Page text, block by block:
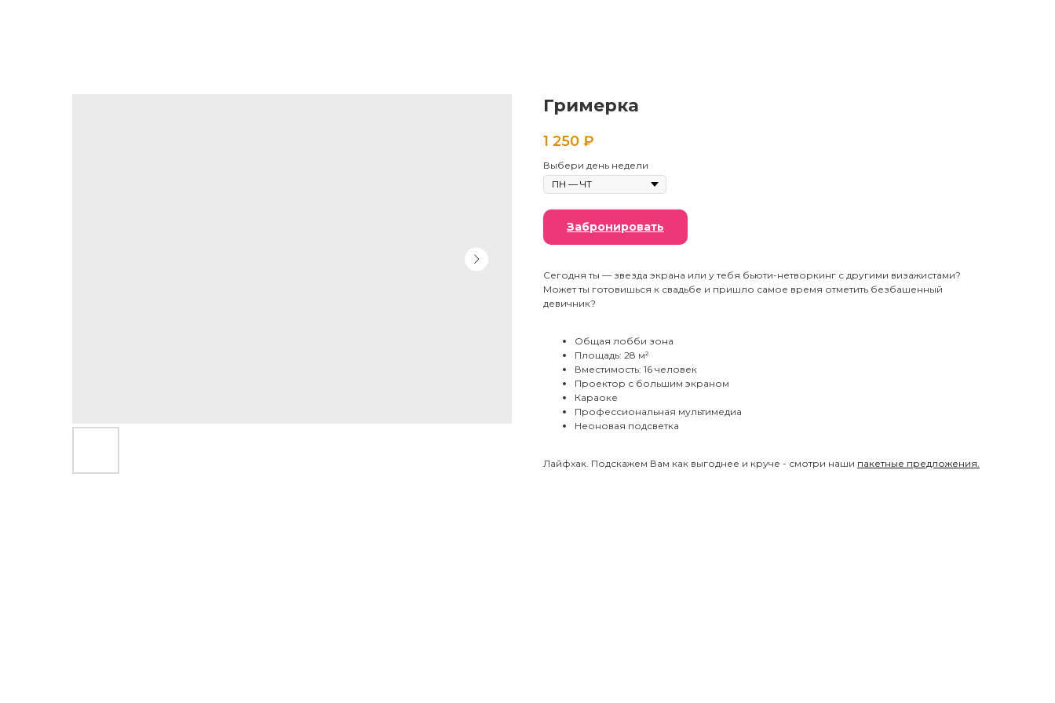
Гримерка
1 250 ₽
Выбери день недели
Забронировать
Сегодня ты — звезда экрана или у тебя бьюти-нетворкинг с другими визажистами?
Может ты готовишься к свадьбе и пришло самое время отметить безбашенный
девичник?
Общая лобби зона
Площадь: 28 м²
Вместимость: 16 человек
Проектор с большим экраном
Караоке
Профессиональная мультимедиа
Неоновая подсветка
Лайфхак. Подскажем Вам как выгоднее и круче - смотри наши пакетные предложения.